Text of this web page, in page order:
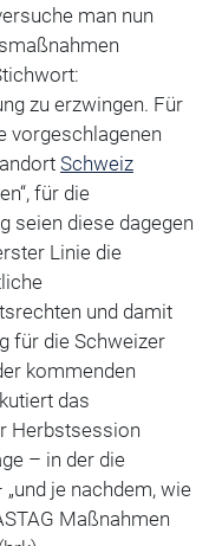
man nun
zu erzwingen. Für
vorgeschlagenen
Schweiz
für die
seien diese dagegen
Linie die
und damit
für die Schweizer
kommenden
das
Herbstsession
– in der die
je nachdem, wie
Maßnahmen